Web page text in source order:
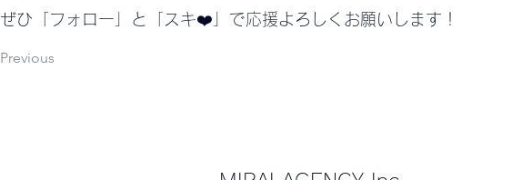
ぜひ「フォロー」と「スキ❤️」で応援よろしくお願いします！
Previous